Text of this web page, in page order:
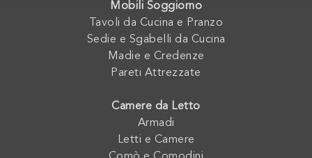
Mobili Soggiorno
Tavoli da Cucina e Pranzo
Sedie e Sgabelli da Cucina
Madie e Credenze
Pareti Attrezzate
Camere da Letto
Armadi
Letti e Camere